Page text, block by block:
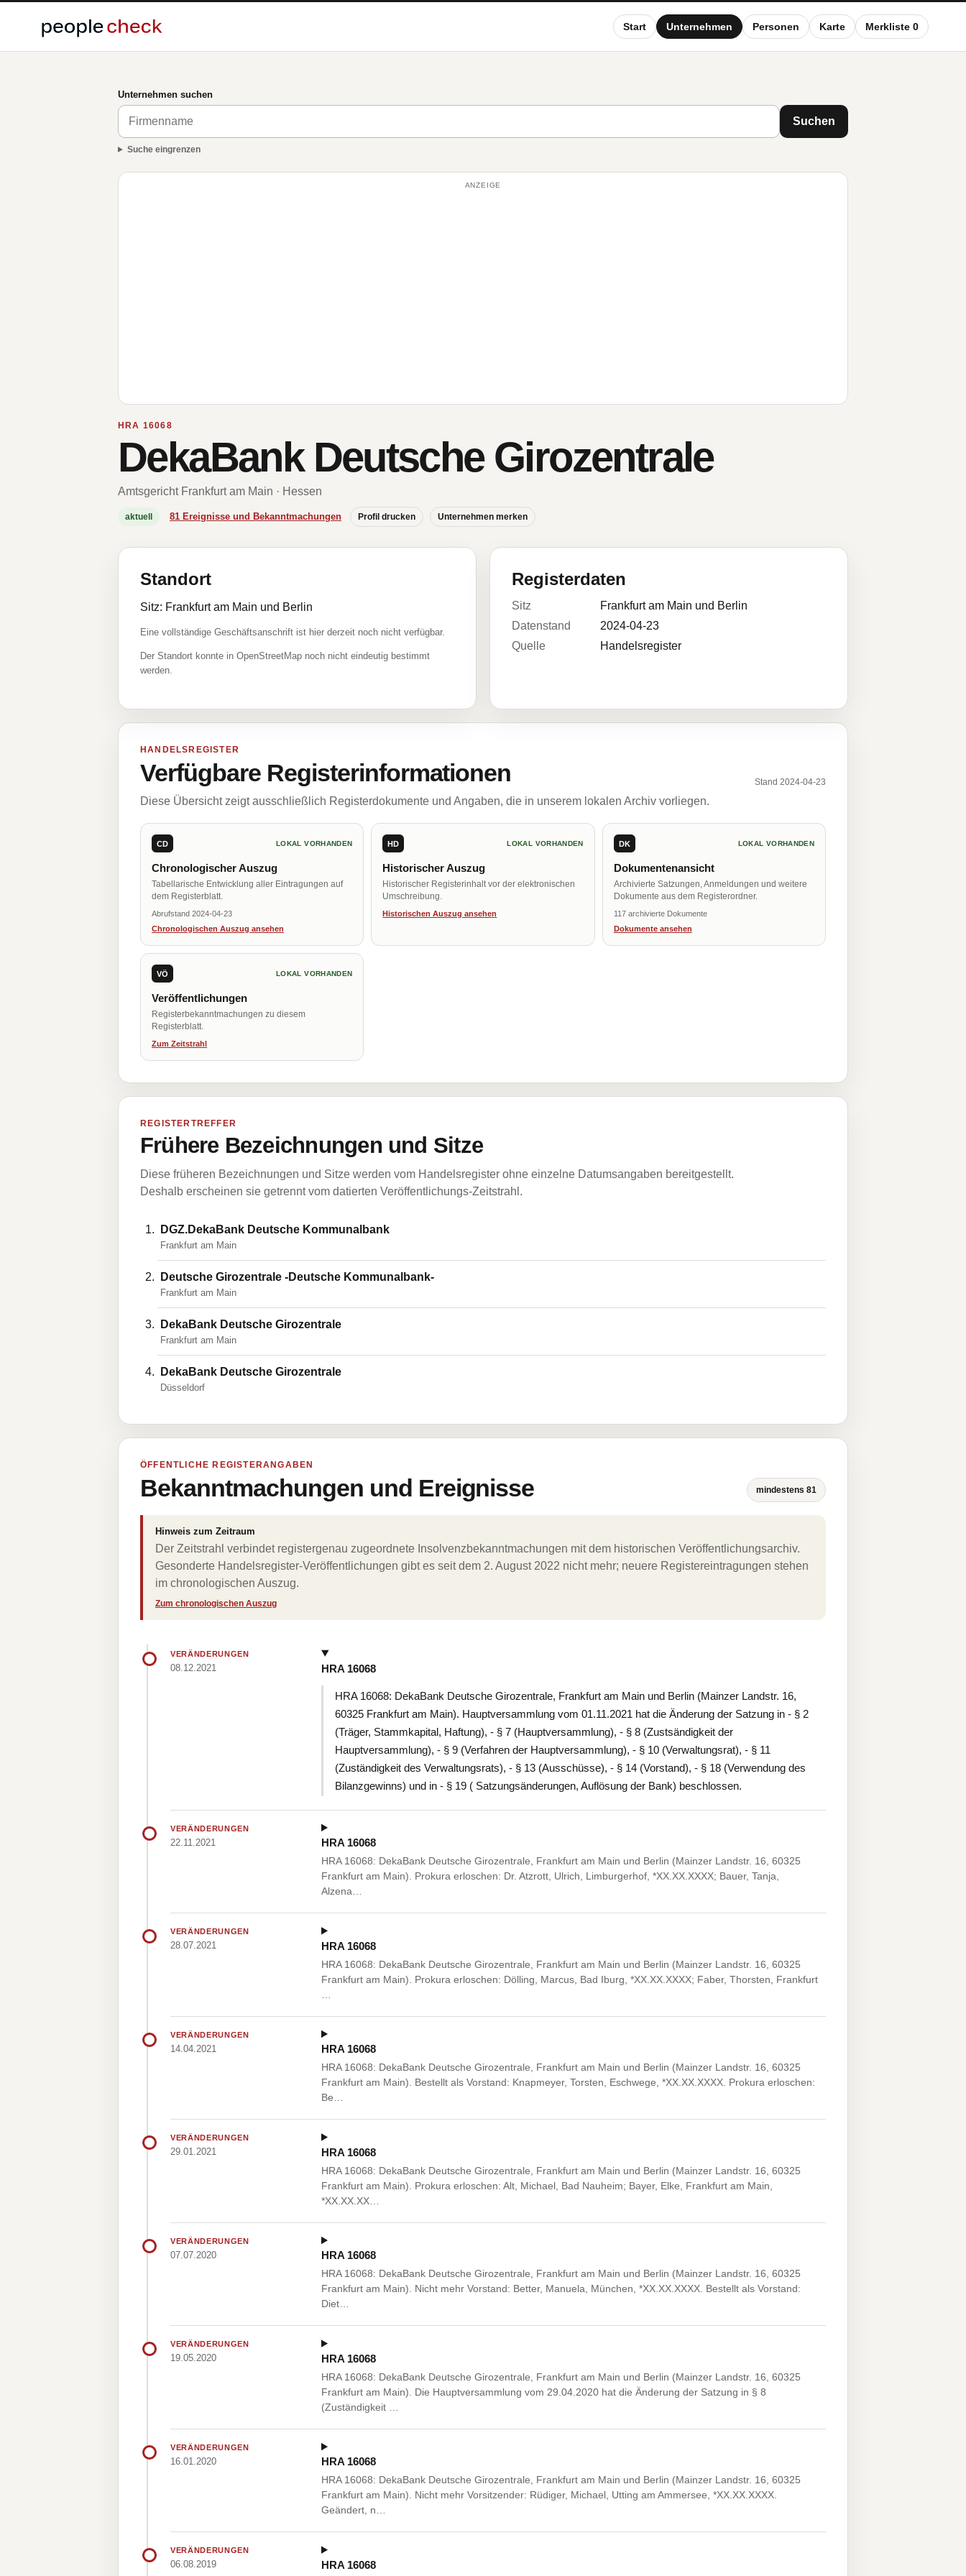
Start Unternehmen Personen Karte Merkliste 0
Unternehmen suchen
Suchen
Suche eingrenzen
ANZEIGE
HRA 16068
DekaBank Deutsche Girozentrale
Amtsgericht Frankfurt am Main · Hessen
aktuell 81 Ereignisse und Bekanntmachungen Profil drucken Unternehmen merken
Standort
Sitz: Frankfurt am Main und Berlin
Eine vollständige Geschäftsanschrift ist hier derzeit noch nicht verfügbar.
Der Standort konnte in OpenStreetMap noch nicht eindeutig bestimmt
werden.
Registerdaten
Sitz
Frankfurt am Main und Berlin
Datenstand
2024-04-23
Quelle
Handelsregister
HANDELSREGISTER
Verfügbare Registerinformationen Stand 2024-04-23
Diese Übersicht zeigt ausschließlich Registerdokumente und Angaben, die in unserem lokalen Archiv vorliegen.
CD LOKAL VORHANDEN
Chronologischer Auszug
Tabellarische Entwicklung aller Eintragungen auf
dem Registerblatt.
Abrufstand 2024-04-23
Chronologischen Auszug ansehen
HD LOKAL VORHANDEN
Historischer Auszug
Historischer Registerinhalt vor der elektronischen
Umschreibung.
Historischen Auszug ansehen
DK LOKAL VORHANDEN
Dokumentenansicht
Archivierte Satzungen, Anmeldungen und weitere
Dokumente aus dem Registerordner.
117 archivierte Dokumente
Dokumente ansehen
VÖ LOKAL VORHANDEN
Veröffentlichungen
Registerbekanntmachungen zu diesem
Registerblatt.
Zum Zeitstrahl
REGISTERTREFFER
Frühere Bezeichnungen und Sitze
Diese früheren Bezeichnungen und Sitze werden vom Handelsregister ohne einzelne Datumsangaben bereitgestellt.
Deshalb erscheinen sie getrennt vom datierten Veröffentlichungs-Zeitstrahl.
DGZ.DekaBank Deutsche Kommunalbank
Frankfurt am Main
Deutsche Girozentrale -Deutsche Kommunalbank-
Frankfurt am Main
DekaBank Deutsche Girozentrale
Frankfurt am Main
DekaBank Deutsche Girozentrale
Düsseldorf
ÖFFENTLICHE REGISTERANGABEN
Bekanntmachungen und Ereignisse mindestens 81
Hinweis zum Zeitraum
Der Zeitstrahl verbindet registergenau zugeordnete Insolvenzbekanntmachungen mit dem historischen Veröffentlichungsarchiv.
Gesonderte Handelsregister-Veröffentlichungen gibt es seit dem 2. August 2022 nicht mehr; neuere Registereintragungen stehen
im chronologischen Auszug.
Zum chronologischen Auszug
VERÄNDERUNGEN
08.12.2021 HRA 16068
HRA 16068: DekaBank Deutsche Girozentrale, Frankfurt am Main und Berlin (Mainzer Landstr. 16,
60325 Frankfurt am Main). Hauptversammlung vom 01.11.2021 hat die Änderung der Satzung in - § 2
(Träger, Stammkapital, Haftung), - § 7 (Hauptversammlung), - § 8 (Zustsändigkeit der
Hauptversammlung), - § 9 (Verfahren der Hauptversammlung), - § 10 (Verwaltungsrat), - § 11
(Zuständigkeit des Verwaltungsrats), - § 13 (Ausschüsse), - § 14 (Vorstand), - § 18 (Verwendung des
Bilanzgewinns) und in - § 19 ( Satzungsänderungen, Auflösung der Bank) beschlossen.
VERÄNDERUNGEN
22.11.2021 HRA 16068
HRA 16068: DekaBank Deutsche Girozentrale, Frankfurt am Main und Berlin (Mainzer Landstr. 16, 60325
Frankfurt am Main). Prokura erloschen: Dr. Atzrott, Ulrich, Limburgerhof, *XX.XX.XXXX; Bauer, Tanja,
Alzena…
VERÄNDERUNGEN
28.07.2021 HRA 16068
HRA 16068: DekaBank Deutsche Girozentrale, Frankfurt am Main und Berlin (Mainzer Landstr. 16, 60325
Frankfurt am Main). Prokura erloschen: Dölling, Marcus, Bad Iburg, *XX.XX.XXXX; Faber, Thorsten, Frankfurt
VERÄNDERUNGEN
14.04.2021 HRA 16068
HRA 16068: DekaBank Deutsche Girozentrale, Frankfurt am Main und Berlin (Mainzer Landstr. 16, 60325
Frankfurt am Main). Bestellt als Vorstand: Knapmeyer, Torsten, Eschwege, *XX.XX.XXXX. Prokura erloschen:
Be…
VERÄNDERUNGEN
29.01.2021 HRA 16068
HRA 16068: DekaBank Deutsche Girozentrale, Frankfurt am Main und Berlin (Mainzer Landstr. 16, 60325
Frankfurt am Main). Prokura erloschen: Alt, Michael, Bad Nauheim; Bayer, Elke, Frankfurt am Main,
*XX.XX.XX…
VERÄNDERUNGEN
07.07.2020 HRA 16068
HRA 16068: DekaBank Deutsche Girozentrale, Frankfurt am Main und Berlin (Mainzer Landstr. 16, 60325
Frankfurt am Main). Nicht mehr Vorstand: Better, Manuela, München, *XX.XX.XXXX. Bestellt als Vorstand:
Diet…
VERÄNDERUNGEN
19.05.2020 HRA 16068
HRA 16068: DekaBank Deutsche Girozentrale, Frankfurt am Main und Berlin (Mainzer Landstr. 16, 60325
Frankfurt am Main). Die Hauptversammlung vom 29.04.2020 hat die Änderung der Satzung in § 8
(Zuständigkeit …
VERÄNDERUNGEN
16.01.2020 HRA 16068
HRA 16068: DekaBank Deutsche Girozentrale, Frankfurt am Main und Berlin (Mainzer Landstr. 16, 60325
Frankfurt am Main). Nicht mehr Vorsitzender: Rüdiger, Michael, Utting am Ammersee, *XX.XX.XXXX.
Geändert, n…
VERÄNDERUNGEN
06.08.2019 HRA 16068